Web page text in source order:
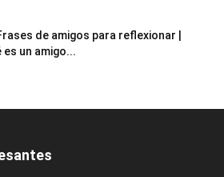
de amigos para reflexionar |
es un amigo...